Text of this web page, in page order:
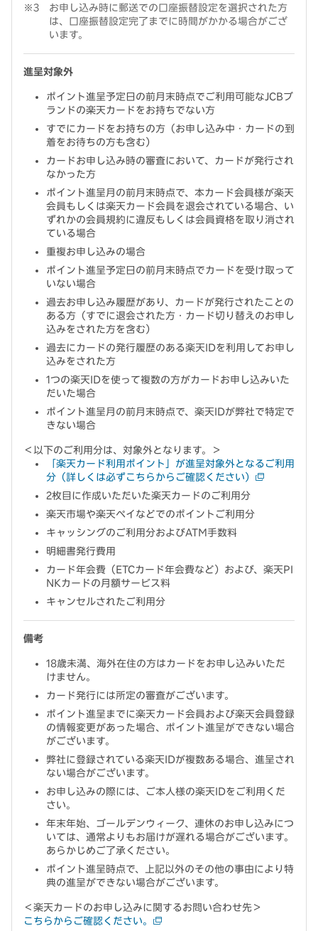
お申し込み時に郵送での口座振替設定を選択された方
は、口座振替設定完了までに時間がかかる場合がござ
います。
進呈対象外
ポイント進呈予定日の前月末時点でご利用可能なJCBブ
ランドの楽天カードをお持ちでない方
すでにカードをお持ちの方（お申し込み中・カードの到
着をお待ちの方も含む）
カードお申し込み時の審査において、カードが発行され
なかった方
ポイント進呈月の前月末時点で、本カード会員様が楽天
会員もしくは楽天カード会員を退会されている場合、い
ずれかの会員規約に違反もしくは会員資格を取り消され
ている場合
重複お申し込みの場合
ポイント進呈予定日の前月末時点でカードを受け取って
いない場合
過去お申し込み履歴があり、カードが発行されたことの
ある方（すでに退会された方・カード切り替えのお申し
込みをされた方を含む）
過去にカードの発行履歴のある楽天IDを利用してお申し
込みをされた方
1つの楽天IDを使って複数の方がカードお申し込みいた
だいた場合
ポイント進呈月の前月末時点で、楽天IDが弊社で特定で
きない場合
＜以下のご利用分は、対象外となります。＞
「楽天カード利用ポイント」が進呈対象外となるご利用
分（詳しくは必ずこちらからご確認ください）
2枚目に作成いただいた楽天カードのご利用分
楽天市場や楽天ペイなどでのポイントご利用分
キャッシングのご利用分およびATM手数料
明細書発行費用
カード年会費（ETCカード年会費など）および、楽天PI
NKカードの月額サービス料
キャンセルされたご利用分
備考
18歳未満、海外在住の方はカードをお申し込みいただ
けません。
カード発行には所定の審査がございます。
ポイント進呈までに楽天カード会員および楽天会員登録
の情報変更があった場合、ポイント進呈ができない場合
がございます。
弊社に登録されている楽天IDが複数ある場合、進呈され
ない場合がございます。
お申し込みの際には、ご本人様の楽天IDをご利用くだ
さい。
年末年始、ゴールデンウィーク、連休のお申し込みにつ
いては、通常よりもお届けが遅れる場合がございます。
あらかじめご了承ください。
ポイント進呈時点で、上記以外のその他の事由により特
典の進呈ができない場合がございます。
＜楽天カードのお申し込みに関するお問い合わせ先＞
こちらからご確認ください。